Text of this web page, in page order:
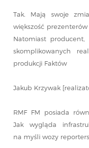
Tak. Mają swoje
większość
Natomiast
skomplikowanych
produkcji Faktów
Jakub Krzywak
RMF FM posiada
Jak wygląda
na myśli wozy